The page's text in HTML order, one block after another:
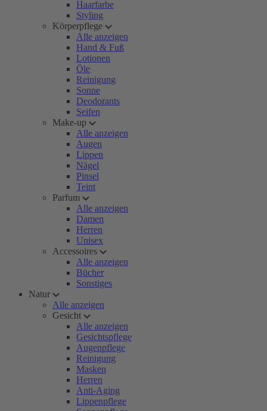
Haarfarbe
Styling
Körperpflege
Alle anzeigen
Hand & Fuß
Lotionen
Öle
Reinigung
Sonne
Deodorants
Seifen
Make-up
Alle anzeigen
Augen
Lippen
Nägel
Pinsel
Teint
Parfum
Alle anzeigen
Damen
Herren
Unisex
Accessoires
Alle anzeigen
Bücher
Sonstiges
Natur
Alle anzeigen
Gesicht
Alle anzeigen
Gesichtspflege
Augenpflege
Reinigung
Masken
Herren
Anti-Aging
Lippenpflege